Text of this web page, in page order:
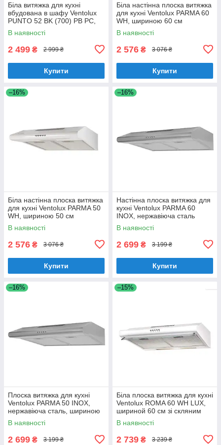
Біла витяжка для кухні
вбудована в шафу Ventolux
PUNTO 52 BK (700) PB PC,
шириною 52 см
В наявності
2 499 ₴ 2 999 ₴
Купити
Біла настінна плоска витяжка
для кухні Ventolux PARMA 60
WH, шириною 60 см
В наявності
2 576 ₴ 3 076 ₴
Купити
–16%
Біла настінна плоска витяжка
для кухні Ventolux PARMA 50
WH, шириною 50 см
В наявності
2 576 ₴ 3 076 ₴
Купити
–16%
Настінна плоска витяжка для
кухні Ventolux PARMA 60
INOX, нержавіюча сталь
шириною 60 см
В наявності
2 699 ₴ 3 199 ₴
Купити
–16%
Плоска витяжка для кухні
Ventolux PARMA 50 INOX,
нержавіюча сталь, шириною
50 см, під навісну шафу
В наявності
2 699 ₴ 3 199 ₴
–15%
Біла плоска витяжка для кухні
Ventolux ROMA 60 WH LUX,
шириной 60 см зі скляним
козирком
В наявності
2 739 ₴ 3 239 ₴